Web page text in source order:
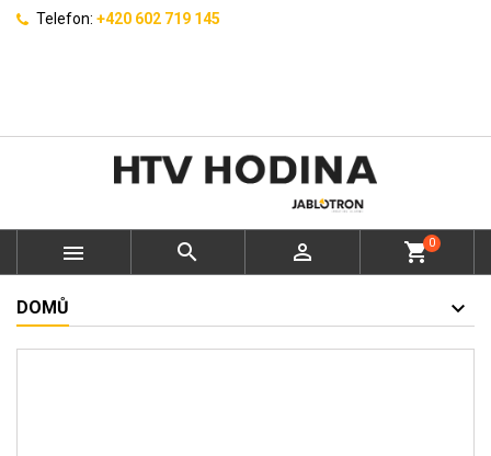
Telefon: +420 602 719 145
   shopping_cart0
DOMŮ